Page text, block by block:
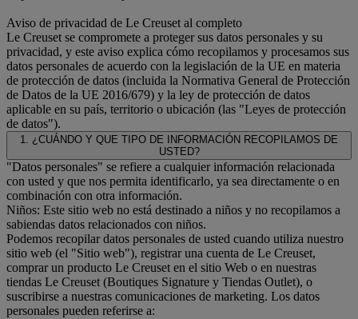
Aviso de privacidad de Le Creuset al completo
Le Creuset se compromete a proteger sus datos personales y su
privacidad, y este aviso explica cómo recopilamos y procesamos sus
datos personales de acuerdo con la legislación de la UE en materia
de protección de datos (incluida la Normativa General de Protección
de Datos de la UE 2016/679) y la ley de protección de datos
aplicable en su país, territorio o ubicación (las "Leyes de protección
de datos").
1. ¿CUÁNDO Y QUE TIPO DE INFORMACIÓN RECOPILAMOS DE
USTED?
"Datos personales" se refiere a cualquier información relacionada
con usted y que nos permita identificarlo, ya sea directamente o en
combinación con otra información.
Niños: Este sitio web no está destinado a niños y no recopilamos a
sabiendas datos relacionados con niños.
Podemos recopilar datos personales de usted cuando utiliza nuestro
sitio web (el "Sitio web"), registrar una cuenta de Le Creuset,
comprar un producto Le Creuset en el sitio Web o en nuestras
tiendas Le Creuset (Boutiques Signature y Tiendas Outlet), o
suscribirse a nuestras comunicaciones de marketing. Los datos
personales pueden referirse a: